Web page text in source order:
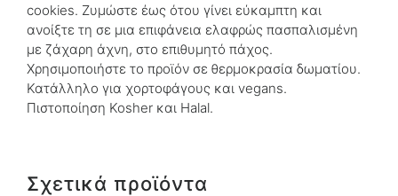
cookies. Ζυμώστε έως ότου γίνει εύκαμπτη και
ανοίξτε τη σε μια επιφάνεια ελαφρώς πασπαλισμένη
με ζάχαρη άχνη, στο επιθυμητό πάχος.
Χρησιμοποιήστε το προϊόν σε θερμοκρασία δωματίου.
Κατάλληλο για χορτοφάγους και vegans.
Πιστοποίηση Kosher και Halal.
Σχετικά προϊόντα